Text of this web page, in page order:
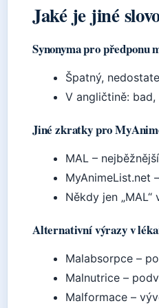
Jaké je jiné
Synonyma pro předponu
Špatný,
V angličtině:
Jiné zkratky pro
MAL –
MyAnimeList.net
Někdy jen
Alternativní výrazy v
Malabsorpce –
Malnutrice –
Malformace –